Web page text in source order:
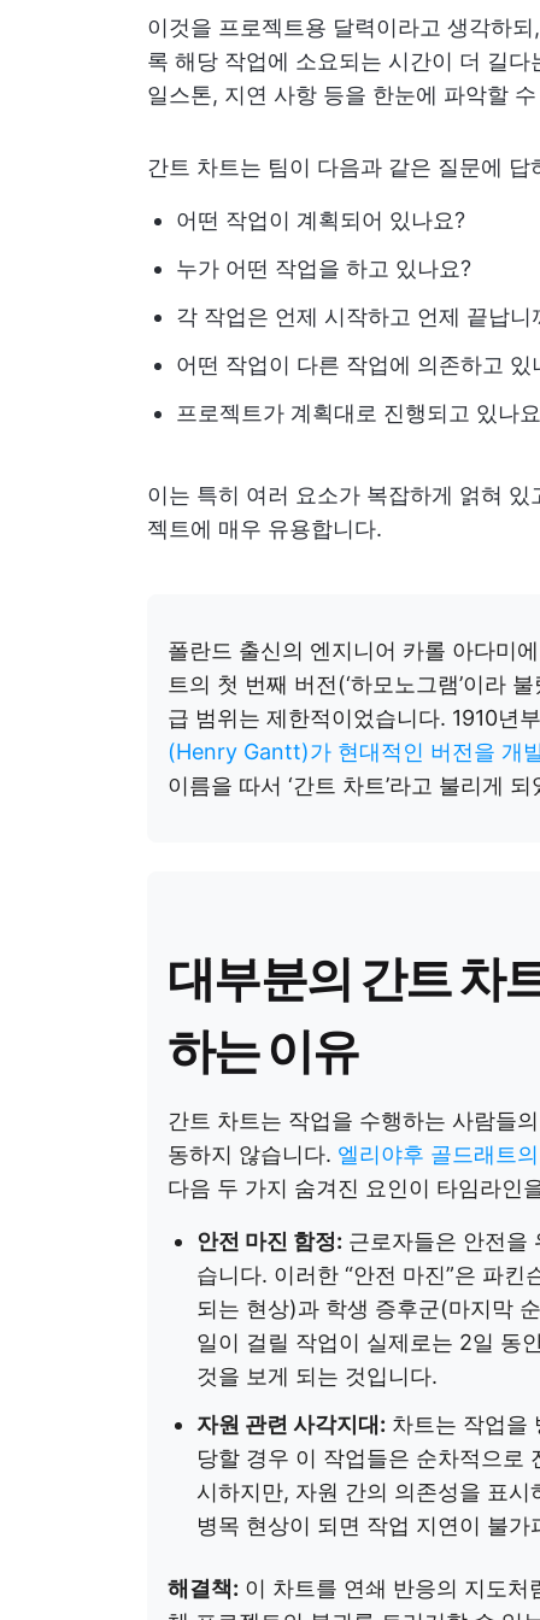
이것을 프로젝트용 달력이라고 생각하
록 해당 작업에 소요되는 시간이 더 길
일스톤, 지연 사항 등을 한눈에 파악할
간트 차트는 팀이 다음과 같은 질문에
어떤 작업이 계획되어 있나요?
누가 어떤 작업을 하고 있나요?
각 작업은 언제 시작하고 언제 끝납니
어떤 작업이 다른 작업에 의존하고 있
프로젝트가 계획대로 진행되고 있나
이는 특히 여러 요소가 복잡하게 얽혀
젝트에 매우 유용합니다.
폴란드 출신의 엔지니어 카롤 아다미
트의 첫 번째 버전(‘하모노그램’이라
급 범위는 제한적이었습니다. 1910년
(Henry Gantt)가 현대적인 버전을 개
이름을 따서 ‘간트 차트’라고 불리게
대부분의 간트 차
하는 이유
간트 차트는 작업을 수행하는 사람들
동하지 않습니다. 엘리야후 골드래트
다음 두 가지 숨겨진 요인이 타임라인
안전 마진 함정: 근로자들은 안전을
습니다. 이러한 “안전 마진”은 파
되는 현상)과 학생 증후군(마지막
일이 걸릴 작업이 실제로는 2일 동
것을 보게 되는 것입니다.
자원 관련 사각지대: 차트는 작업을
당할 경우 이 작업들은 순차적으로
시하지만, 자원 간의 의존성을 표
병목 현상이 되면 작업 지연이 불가
해결책: 이 차트를 연쇄 반응의 지도